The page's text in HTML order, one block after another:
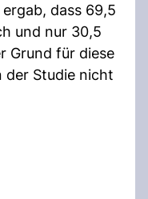
dass 69,5
und nur 30,5
Grund für diese
der Studie nicht